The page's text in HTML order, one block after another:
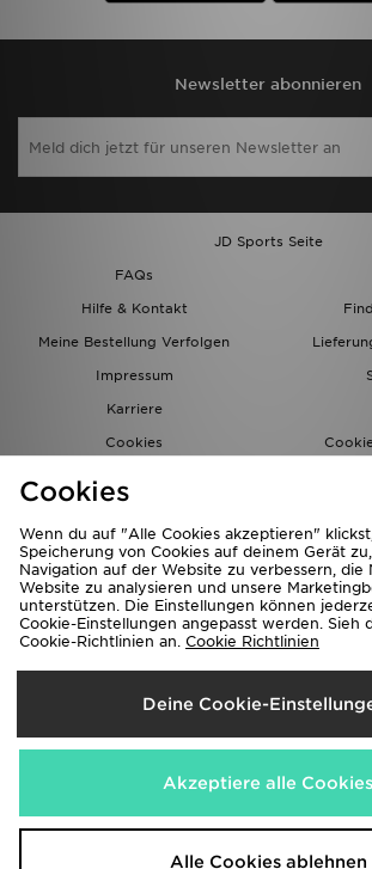
Newsletter abonnieren
JD Sports Seite
FAQs
Hilfe & Kontakt
Meine Bestellung Verfolgen
Impressum
Karriere
Cookies
Lieferung Nach
Deutschland
Wir akzeptieren folgende
Corporate Website
Cookies
Wenn du auf "Alle Cookies akzeptieren"
Speicherung von Cookies auf deinem Gerät
Navigation auf der Website zu verbessern, die
Website zu analysieren und unsere
unterstützen. Die Einstellungen können
Cookie-Einstellungen angepasst werden. Sieh
Cookie-Richtlinien an. Cookie Richtlinien
Deine Cookie-
Akzeptiere alle Cookies
Alle Cookies ablehnen